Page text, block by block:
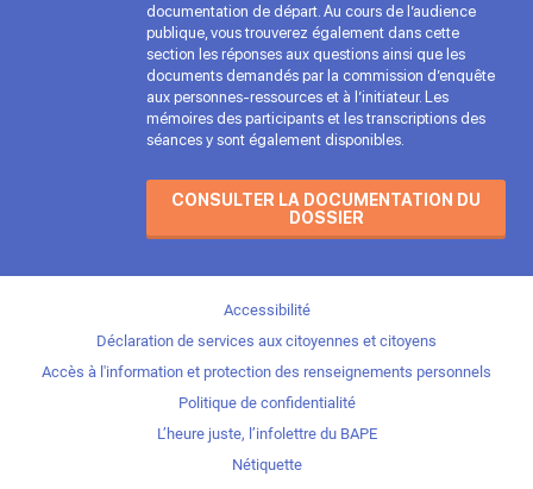
documentation de départ. Au cours de l’audience
publique, vous trouverez également dans cette
section les réponses aux questions ainsi que les
documents demandés par la commission d’enquête
aux personnes-ressources et à l’initiateur. Les
mémoires des participants et les transcriptions des
séances y sont également disponibles.
CONSULTER LA DOCUMENTATION DU
DOSSIER
Accessibilité
Déclaration de services aux citoyennes et citoyens
Accès à l'information et protection des renseignements personnels
Politique de confidentialité
L’heure juste, l’infolettre du BAPE
Nétiquette